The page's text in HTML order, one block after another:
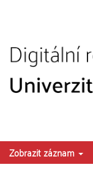
Zobrazit záznam